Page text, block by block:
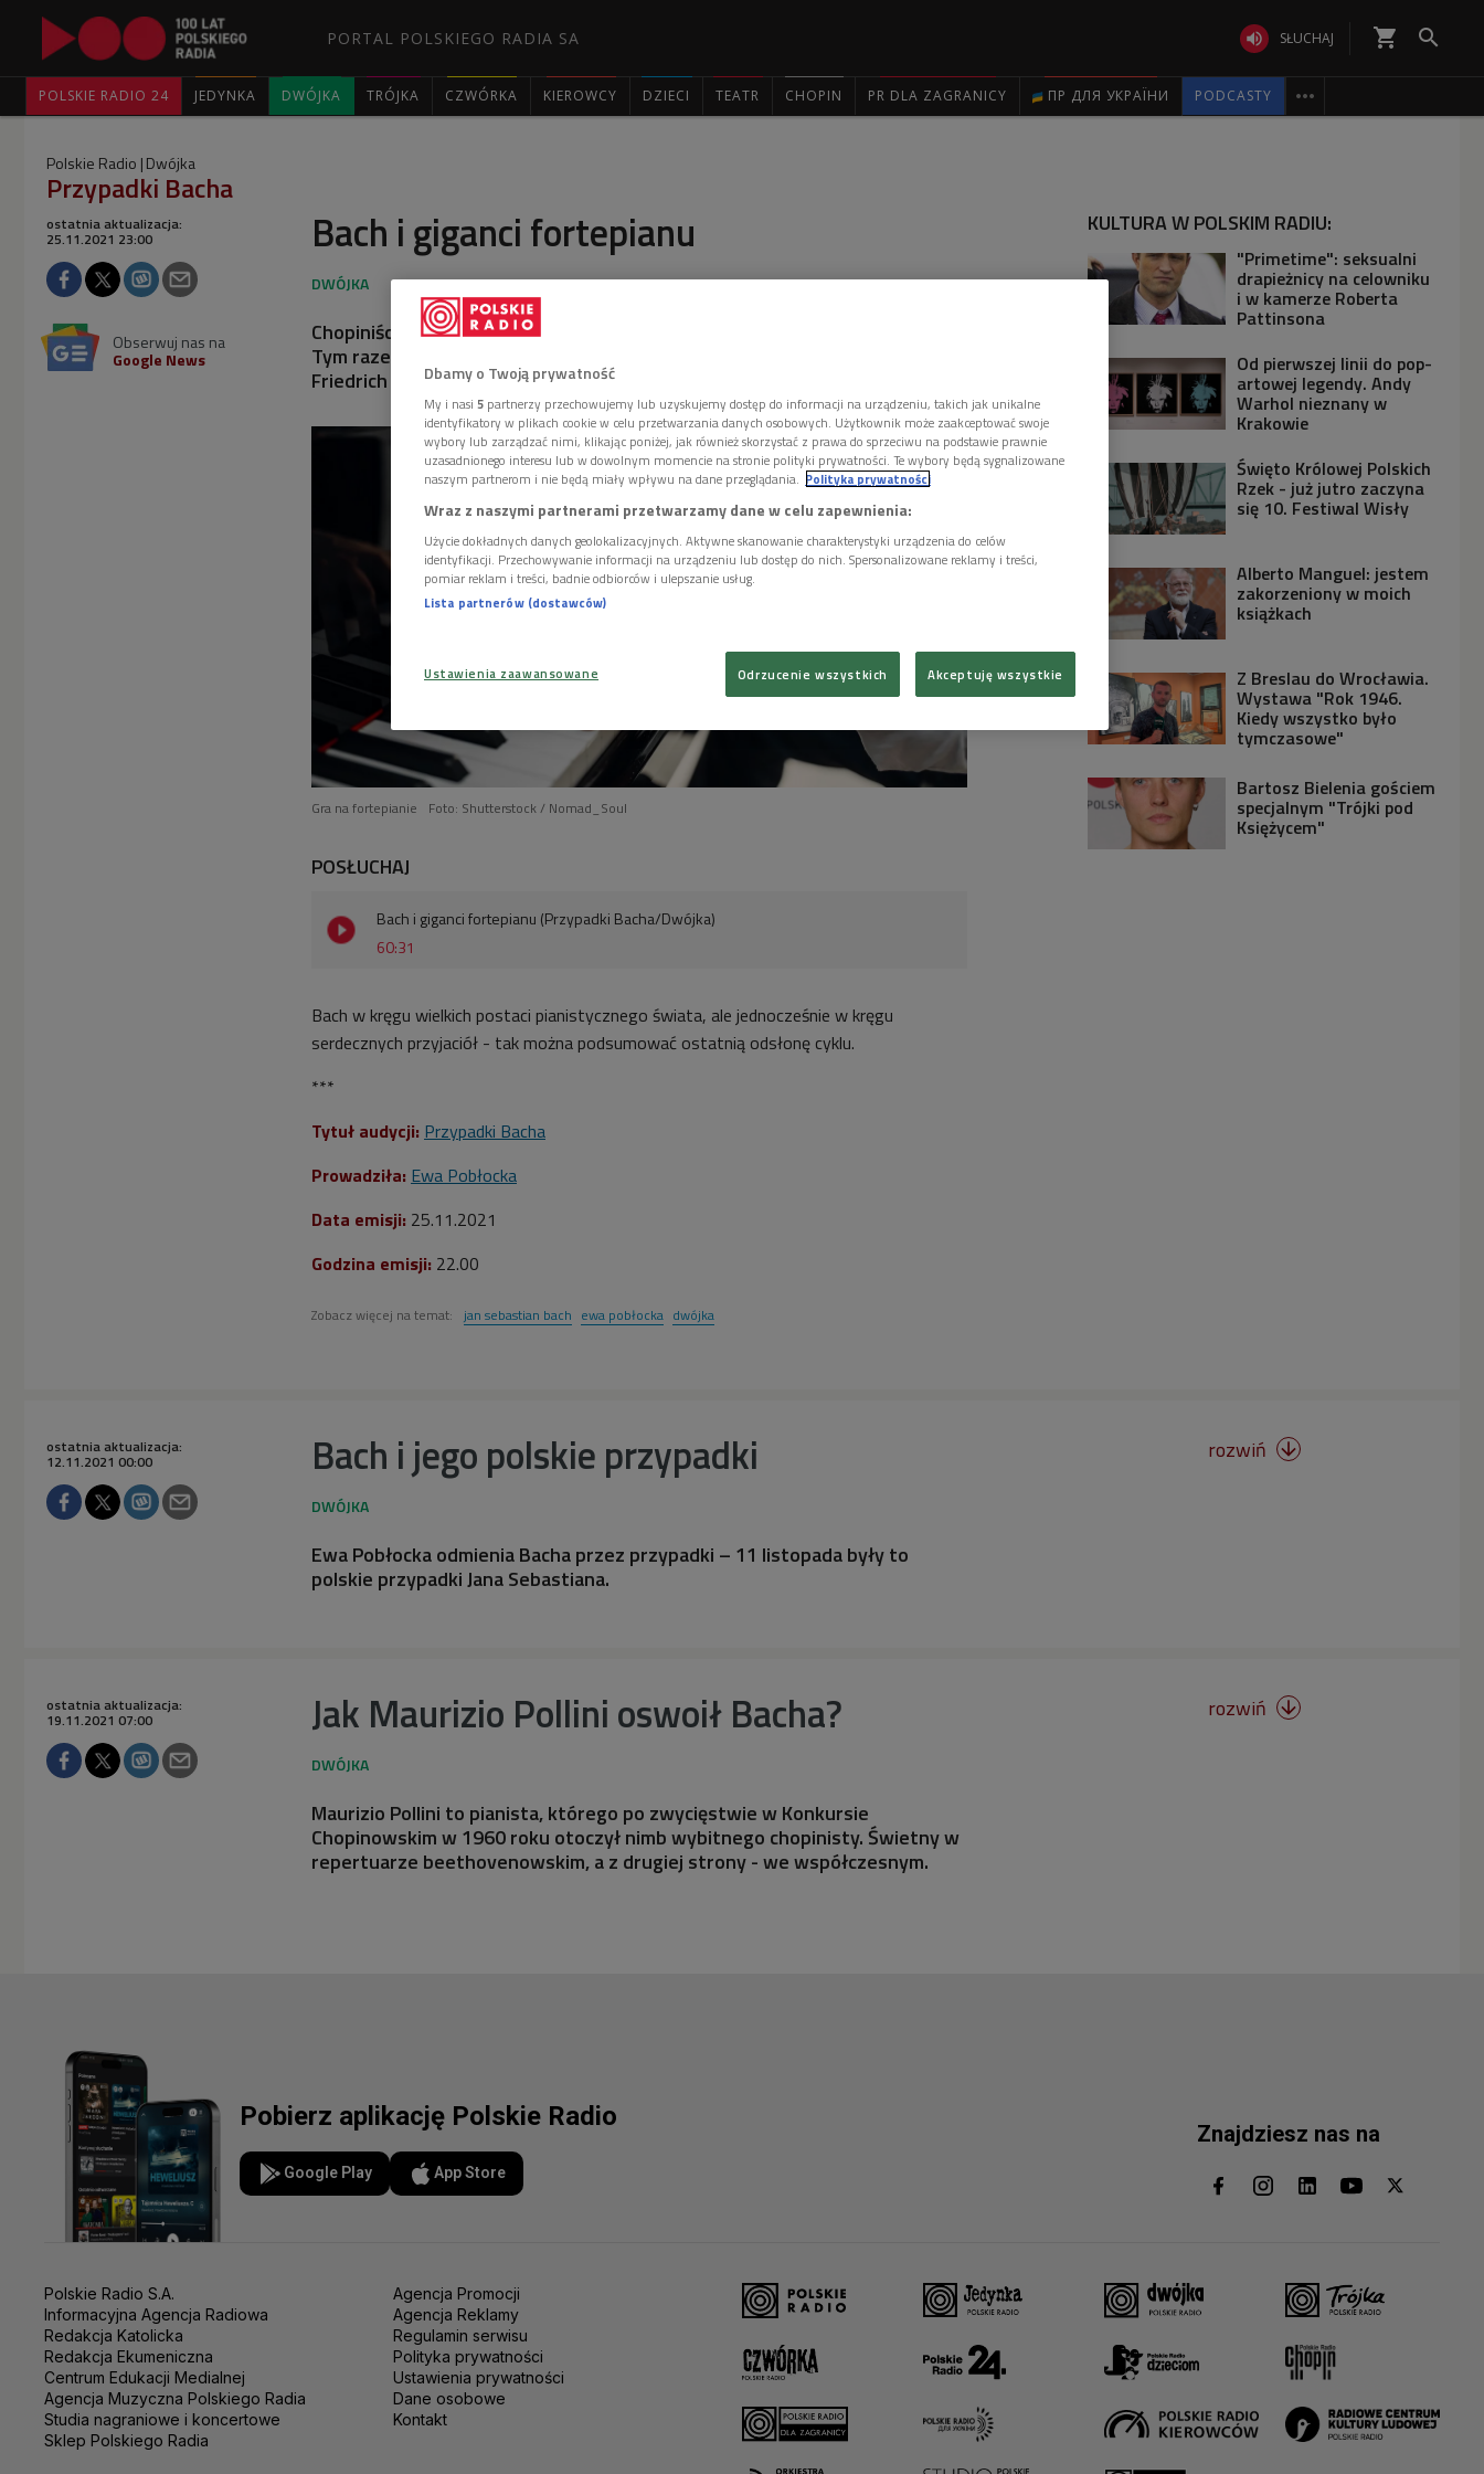
PORTAL POLSKIEGO RADIA SA  SŁUCHAJ shopping_cart 
POLSKIE RADIO 24 JEDYNKA DWÓJKA TRÓJKA CZWÓRKA KIEROWCY DZIECI TEATR CHOPIN PR DLA ZAGRANICY ПР ДЛЯ УКРАЇНИ PODCASTY 
Polskie Radio Dwójka
Przypadki Bacha
Bach i giganci fortepianu
ostatnia aktualizacja:
25.11.2021 23:00
Obserwuj nas na
Google News
Chopiniści grają Bacha – to wątek, który powraca w cyklu Ewy Pobłockiej.
Tym razem bohaterami audycji byli Nelson Freire, Martha Argerich i
Friedrich Gulda.
Gra na fortepianie Foto: Shutterstock / Nomad_Soul
POSŁUCHAJ
60:31
Bach i giganci fortepianu (Przypadki Bacha/Dwójka)
Bach w kręgu wielkich postaci pianistycznego świata, ale jednocześnie w kręgu
serdecznych przyjaciół - tak można podsumować ostatnią odsłonę cyklu.
***
Tytuł audycji: Przypadki Bacha
Prowadziła: Ewa Pobłocka
Data emisji: 25.11.2021
Godzina emisji: 22.00
Zobacz więcej na temat: jan sebastian bach ewa pobłocka dwójka
KULTURA W POLSKIM RADIU:
"Primetime": seksualni
drapieżnicy na celowniku
i w kamerze Roberta
Pattinsona
Od pierwszej linii do pop-
artowej legendy. Andy
Warhol nieznany w
Krakowie
Święto Królowej Polskich
Rzek - już jutro zaczyna
się 10. Festiwal Wisły
Alberto Manguel: jestem
zakorzeniony w moich
książkach
Z Breslau do Wrocławia.
Wystawa "Rok 1946.
Kiedy wszystko było
tymczasowe"
Bartosz Bielenia gościem
specjalnym "Trójki pod
Księżycem"
Bach i jego polskie przypadki
ostatnia aktualizacja:
12.11.2021 00:00
Ewa Pobłocka odmienia Bacha przez przypadki – 11 listopada były to
polskie przypadki Jana Sebastiana.
rozwiń 
Jak Maurizio Pollini oswoił Bacha?
ostatnia aktualizacja:
19.11.2021 07:00
Maurizio Pollini to pianista, którego po zwycięstwie w Konkursie
Chopinowskim​ w 1960 roku otoczył nimb wybitnego chopinisty. Świetny w
repertuarze beethovenowskim, a z drugiej strony - we współczesnym.
rozwiń 
Pobierz aplikację Polskie Radio
Google Play App Store
Znajdziesz nas na
Polskie Radio S.A.
Informacyjna Agencja Radiowa
Redakcja Katolicka
Redakcja Ekumeniczna
Centrum Edukacji Medialnej
Agencja Muzyczna Polskiego Radia
Studia nagraniowe i koncertowe
Sklep Polskiego Radia
Agencja Promocji
Agencja Reklamy
Regulamin serwisu
Polityka prywatności
Ustawienia prywatności
Dane osobowe
Kontakt
Dbamy o Twoją prywatność
My i nasi 5 partnerzy przechowujemy lub uzyskujemy dostęp do informacji na urządzeniu, takich jak unikalne
identyfikatory w plikach cookie w celu przetwarzania danych osobowych. Użytkownik może zaakceptować swoje
wybory lub zarządzać nimi, klikając poniżej, jak również skorzystać z prawa do sprzeciwu na podstawie prawnie
uzasadnionego interesu lub w dowolnym momencie na stronie polityki prywatności. Te wybory będą sygnalizowane
naszym partnerom i nie będą miały wpływu na dane przeglądania. Polityka prywatności
Wraz z naszymi partnerami przetwarzamy dane w celu zapewnienia:
Użycie dokładnych danych geolokalizacyjnych. Aktywne skanowanie charakterystyki urządzenia do celów
identyfikacji. Przechowywanie informacji na urządzeniu lub dostęp do nich. Spersonalizowane reklamy i treści,
pomiar reklam i treści, badnie odbiorców i ulepszanie usług.
Lista partnerów (dostawców)
Ustawienia zaawansowane Odrzucenie wszystkich Akceptuję wszystkie